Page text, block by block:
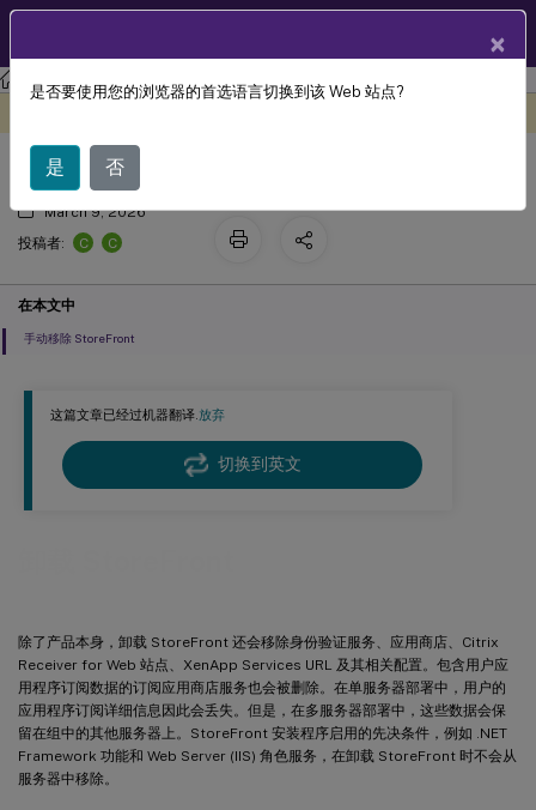
StoreFront StoreFront 2402
这篇文章已经过机器翻译.放弃
切换到英文
除了产品本身，卸载 StoreFront 还会移除身份验证服务、应用商店、Citrix
Receiver for Web 站点、XenApp Services URL 及其相关配置。包含用户应
用程序订阅数据的订阅应用商店服务也会被删除。在单服务器部署中，用户的
应用程序订阅详细信息因此会丢失。但是，在多服务器部署中，这些数据会保
留在组中的其他服务器上。StoreFront 安装程序启用的先决条件，例如 .NET
Framework 功能和 Web Server (IIS) 角色服务，在卸载 StoreFront 时不会从
服务器中移除。
卸载 StoreFront
March 9, 2026
投稿者:
C C
在本文中
手动移除 StoreFront
×
是否要使用您的浏览器的首选语言切换到该 Web 站点?
是 否